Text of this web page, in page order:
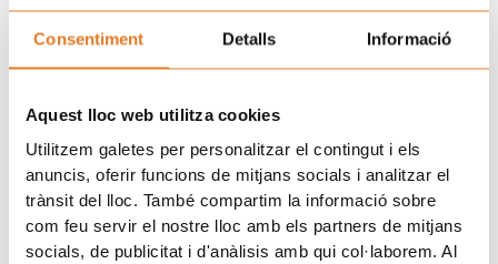
Consentiment Detalls Informació
Aquest lloc web utilitza cookies
Utilitzem galetes per personalitzar el contingut i els
anuncis, oferir funcions de mitjans socials i analitzar el
trànsit del lloc. També compartim la informació sobre
com feu servir el nostre lloc amb els partners de mitjans
socials, de publicitat i d'anàlisis amb qui col·laborem. Al